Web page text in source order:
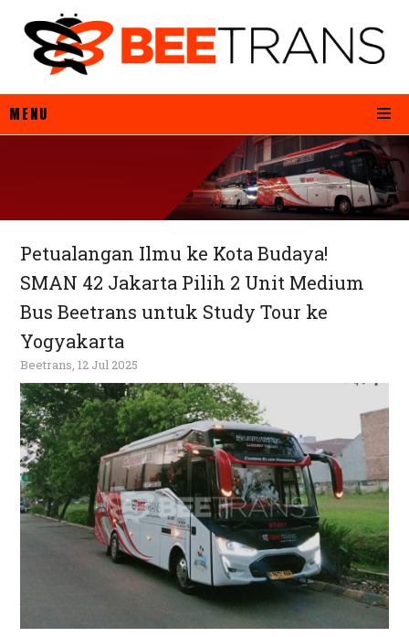
MENU
Petualangan Ilmu ke Kota Budaya!
SMAN 42 Jakarta Pilih 2 Unit Medium
Bus Beetrans untuk Study Tour ke
Yogyakarta
Beetrans, 12 Jul 2025